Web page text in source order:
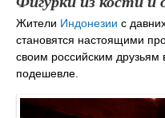
Жители Индонезии с
становятся настоящими
своим российским
подешевле.